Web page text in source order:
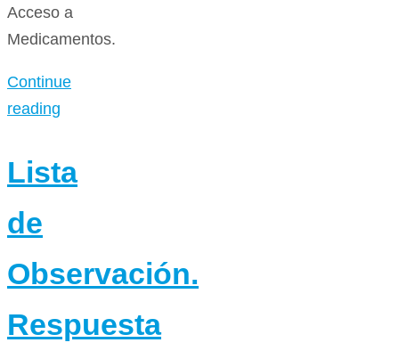
Acceso a
Medicamentos.
Continue
reading
Lista
de
Observación.
Respuesta